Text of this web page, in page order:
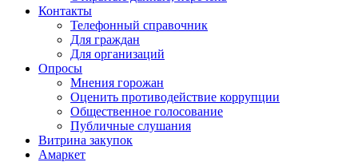
Контакты
Телефонный справочник
Для граждан
Для организаций
Опросы
Мнения горожан
Оценить противодействие коррупции
Общественное голосование
Публичные слушания
Витрина закупок
Амаркет